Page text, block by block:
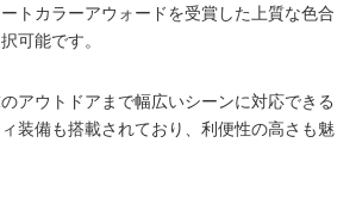
トカラーアウォードを受賞した上質な色合
可能です。
アウトドアまで幅広いシーンに対応できる
装備も搭載されており、利便性の高さも魅